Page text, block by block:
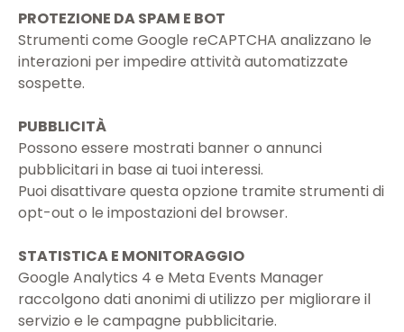
PROTEZIONE DA SPAM E BOT
Strumenti come Google reCAPTCHA analizzano le
interazioni per impedire attività automatizzate
sospette.
PUBBLICITÀ
Possono essere mostrati banner o annunci
pubblicitari in base ai tuoi interessi.
Puoi disattivare questa opzione tramite strumenti di
opt-out o le impostazioni del browser.
STATISTICA E MONITORAGGIO
Google Analytics 4 e Meta Events Manager
raccolgono dati anonimi di utilizzo per migliorare il
servizio e le campagne pubblicitarie.